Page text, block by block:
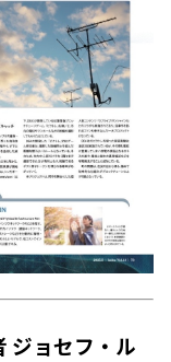
ジョセフ・ル